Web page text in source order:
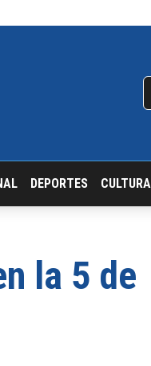
DEPORTES CULTURA
la 5 de